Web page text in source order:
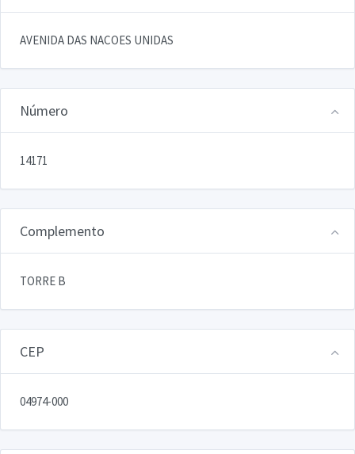
AVENIDA DAS NACOES UNIDAS
Número
14171
Complemento
TORRE B
CEP
04974-000